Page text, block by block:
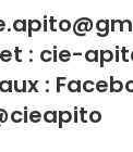
: cie-
: